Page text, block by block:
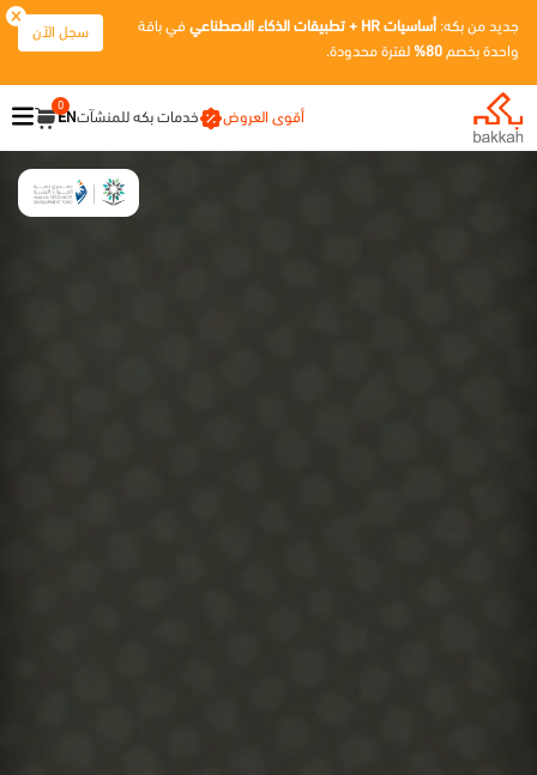
جديد من بكه: أساسيات HR + تطبيقات الذكاء الاصطناعي
في باقة
واحدة بخصم 80% لفترة محدودة.
سجل الآن
أقوى العروض خدمات بكه للمنشآتEN
0